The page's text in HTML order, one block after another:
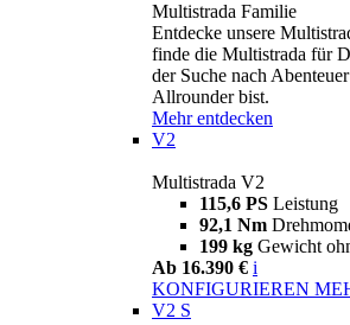
Multistrada Familie
Entdecke unsere
finde die Multistrada für
der Suche nach
Allrounder bist.
Mehr entdecken
V2
Multistrada V2
115,6 PS Leistung
92,1 Nm
199 kg Gewicht
Ab 16.390 € i
KONFIGURIEREN
V2 S